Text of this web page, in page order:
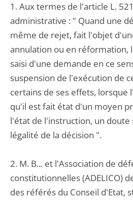
1. Aux termes de l'article L.
administrative : " Quand une
même de rejet, fait l'objet
annulation ou en réformation,
saisi d'une demande en ce
suspension de l'exécution de
certains de ses effets, lorsque
qu'il est fait état d'un moyen
l'état de l'instruction, un doute
légalité de la décision ".
2. M. B... et l'Association de
constitutionnelles (ADELICO)
des référés du Conseil d'Etat,